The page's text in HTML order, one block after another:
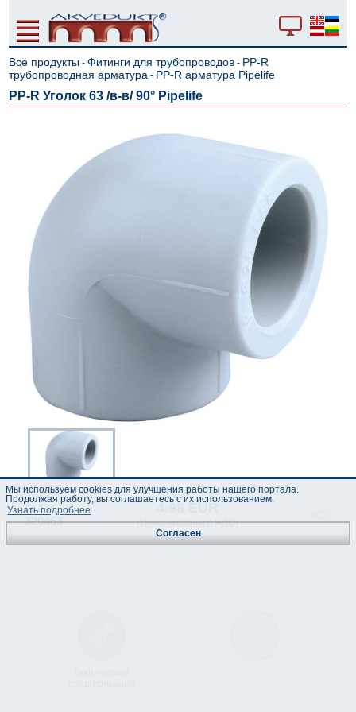
Все продукты -Фитинги для трубопроводов - PP-R
трубопроводная арматура - PP-R арматура Pipelife
PP-R Уголок 63 /в-в/ 90° Pipelife
код :
320463
(Цены указаны с НДС)
Мы используем cookies для улучшения работы нашего портала.
Продолжая работу, вы соглашаетесь с их использованием.
Узнать подробнее
Согласен